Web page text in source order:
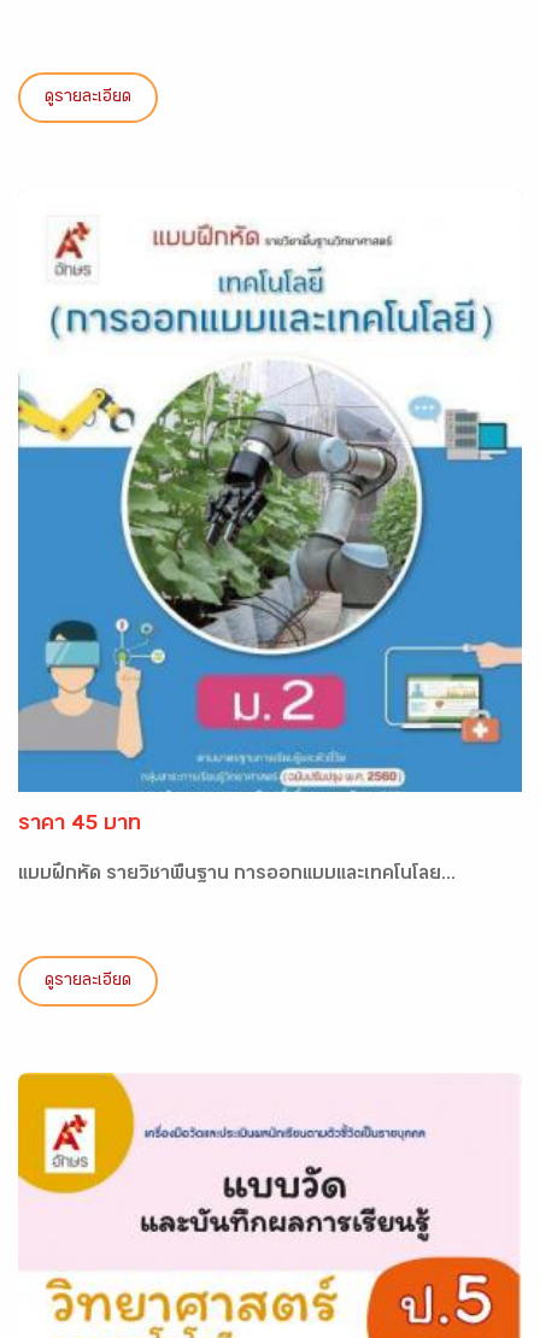
ดูรายละเอียด
ราคา 45 บาท
แบบฝึกหัด รายวิชาพื้นฐาน การออกแบบและเทคโนโลย...
ดูรายละเอียด